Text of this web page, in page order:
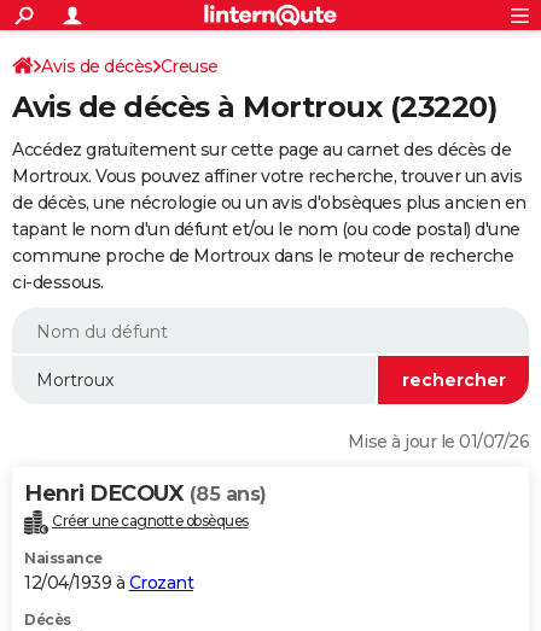
ACTUALITÉS
Politique
Société
Faits Divers
Education
Monde
Villes
+
SPORT
Coupe du monde 2026
Football
Tennis
Cyclisme
Rugby
Forum
Programme TV
TNTStreaming
Cinéma
Sorties cinéma
Musique
+
FINANCE
Retraite
Epargne
Immobilier
Risques naturels par ville
Assurance
AUTO
Essais
Réserver un essai
Citadines
Berlines
SUV
Forum auto
+HIGH-TECH
BRICOLAGE
WEEK-END
Alimentation
Guide de la santé
Maladies
Médicaments
Sommeil
VOYAGE
Destinations
City break
Voyage nature
Voyage de noces
Forum
Climat
+PHOTO
GUIDES D'ACHAT
Avis de décès Creuse
Avis de décès à Mortroux (23220)
Accédez gratuitement sur cette page au carnet des décès de
Mortroux. Vous pouvez affiner votre recherche, trouver un avis
de décès, une nécrologie ou un avis d'obsèques plus ancien en
tapant le nom d'un défunt et/ou le nom (ou code postal) d'une
commune proche de Mortroux dans le moteur de recherche
ci-dessous.
Mise à jour le 01/07/26
Henri DECOUX (85 ans)
Créer une cagnotte obsèques
Naissance
12/04/1939 à Crozant
Décès